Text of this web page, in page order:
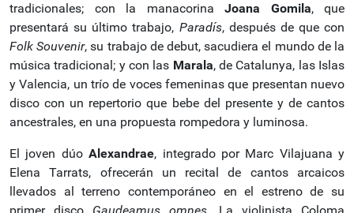
tradicionales; con la manacorina Joana Gomila, que
presentará su último trabajo, Paradís, después de que con
Folk Souvenir, su trabajo de debut, sacudiera el mundo de la
música tradicional; y con las Marala, de Catalunya, las Islas
y Valencia, un trío de voces femeninas que presentan nuevo
disco con un repertorio que bebe del presente y de cantos
ancestrales, en una propuesta rompedora y luminosa.
El joven dúoAlexandrae, integrado por Marc Vilajuana y
Elena Tarrats, ofrecerán un recital de cantos arcaicos
llevados al terreno contemporáneo en el estreno de su